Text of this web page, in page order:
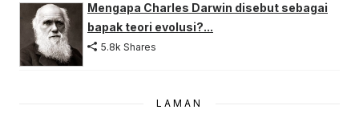
Mengapa Charles Darwin disebut sebagai
bapak teori evolusi?...
5.8k Shares
LAMAN